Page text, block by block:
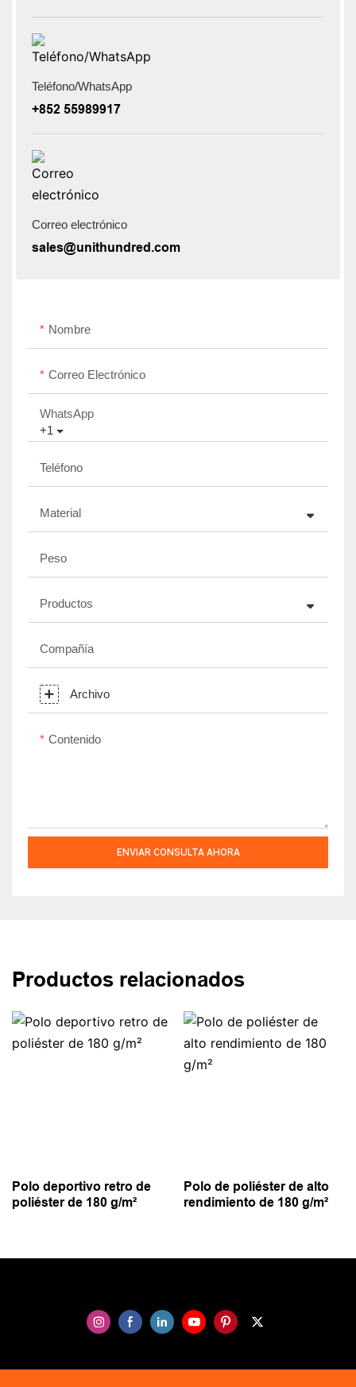
Teléfono/WhatsApp
+852 55989917
Correo electrónico
sales@unithundred.com
Nombre
Correo Electrónico
+1
WhatsApp
Teléfono
Material
Peso
Productos
Compañía
Archivo
Contenido
ENVIAR CONSULTA AHORA
Productos relacionados
Polo deportivo retro de
poliéster de 180 g/m²
Polo de poliéster de alto
rendimiento de 180 g/m²